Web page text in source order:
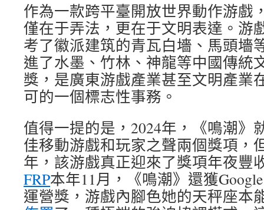
作為一款跨平臺開放世界動作游戲
僅在于弄法，更在于文明表達。游
考了徽派建筑的青瓦白墻、馬頭墻
進了水墨、竹林、神龍等中國傳統
獎，是廣東游戲產業甚至文明產業
可的一個標志性事務。
值得一提的是，2024年，《鳴潮》
佳移動游戲和玩家之聲兩個獎項，
年，該游戲真正迎來了獎項年夜
FRP本年11月，《鳴潮》還獲
運營獎，游戲內腳色她的天秤座本